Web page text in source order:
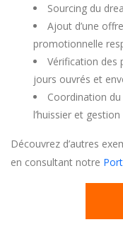
Sourcing du
Ajout d’une
promotionnelle
Vérification des
jours ouvrés et
Coordination
l’huissier et
Découvrez d’autres
en consultant notre